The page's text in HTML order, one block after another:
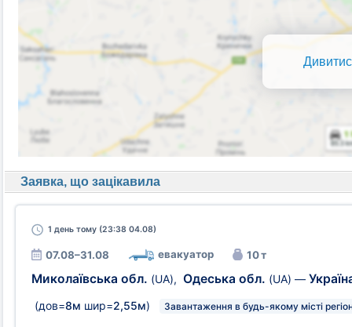
Заявка, що зацікавила
1 деньтому (23:38 04.08)
07.08–31.08 евакуатор 10 т
Миколаївська обл. (UA), Одеська обл. (UA) —
(дов=8м шир=2,55м) Завантаження в будь-якому місті